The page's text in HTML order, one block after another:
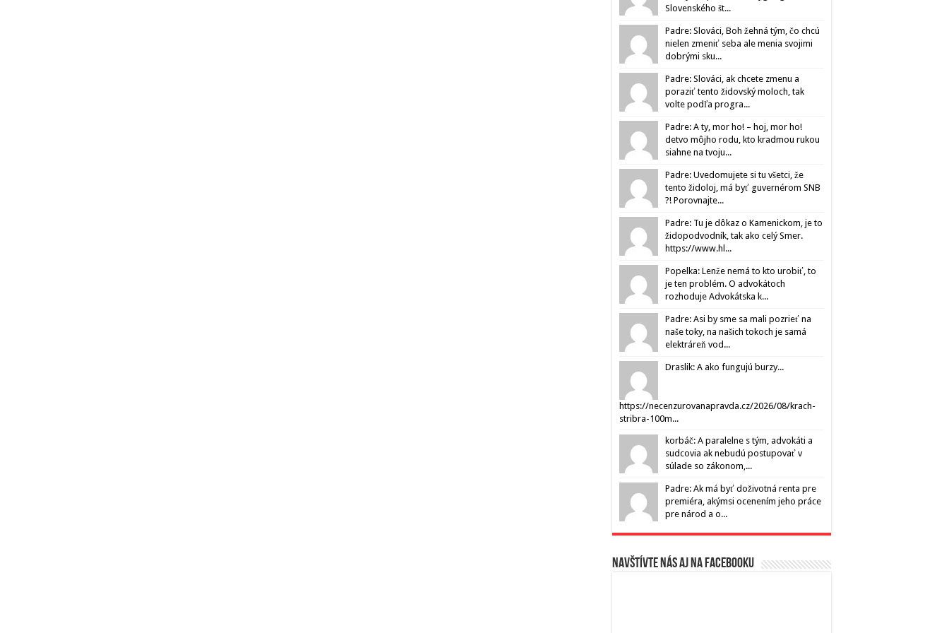
Slovenského št...
Padre: Slováci, Boh žehná tým, čo chcú
nielen zmeniť seba ale menia svojimi
dobrými sku...
Padre: Slováci, ak chcete zmenu a
poraziť tento židovský moloch, tak
volte podľa progra...
Padre: A ty, mor ho! – hoj, mor ho!
detvo môjho rodu, kto kradmou rukou
siahne na tvoju...
Padre: Uvedomujete si tu všetci, že
tento židoloj, má byť guvernérom SNB
?! Porovnajte...
Padre: Tu je dôkaz o Kamenickom, je to
židopodvodník, tak ako celý Smer.
https://www.hl...
Popelka: Lenže nemá to kto urobiť, to
je ten problém. O advokátoch
rozhoduje Advokátska k...
Padre: Asi by sme sa mali pozrieť na
naše toky, na našich tokoch je samá
elektráreň vod...
Draslik: A ako fungujú burzy...
https://necenzurovanapravda.cz/2026/08/krach-
stribra-100m...
korbáč: A paralelne s tým, advokáti a
sudcovia ak nebudú postupovať v
súlade so zákonom,...
Padre: Ak má byť doživotná renta pre
premiéra, akýmsi ocenením jeho práce
pre národ a o...
Navštívte nás aj na Facebooku